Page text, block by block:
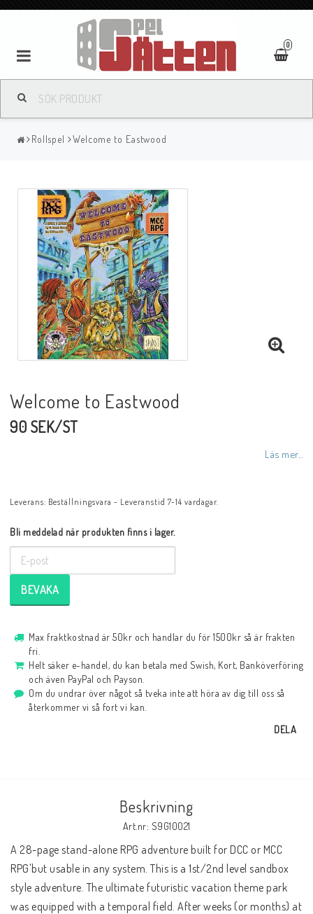
0
Rollspel Welcome to Eastwood
Welcome to Eastwood
90 SEK/ST
Läs mer...
Leverans: Beställningsvara - Leveranstid 7-14 vardagar.
Bli meddelad när produkten finns i lager.
BEVAKA
Max fraktkostnad är 50kr och handlar du för 1500kr så är frakten
fri.
Helt säker e-handel, du kan betala med Swish, Kort, Banköverföring
och även PayPal och Payson.
Om du undrar över något så tveka inte att höra av dig till oss så
återkommer vi så fort vi kan.
DELA
Beskrivning
Art.nr: S9G10021
A 28-page stand-alone RPG adventure built for DCC or MCC
RPG'but usable in any system. This is a 1st/2nd level sandbox
style adventure. The ultimate futuristic vacation theme park
was equipped with a temporal field. After weeks (or months) at